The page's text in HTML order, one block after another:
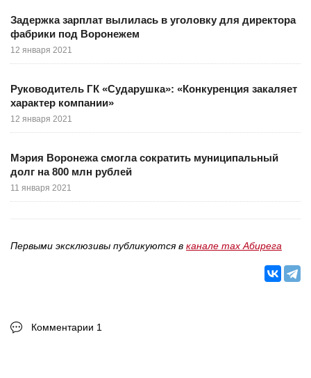
Задержка зарплат вылилась в уголовку для директора
фабрики под Воронежем
12 января 2021
Руководитель ГК «Сударушка»: «Конкуренция закаляет
характер компании»
12 января 2021
Мэрия Воронежа смогла сократить муниципальный
долг на 800 млн рублей
11 января 2021
Первыми эксклюзивы публикуются в канале max Абирега
Комментарии 1